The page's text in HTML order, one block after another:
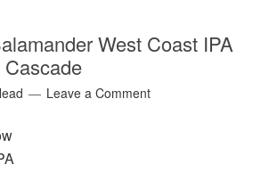
West Coast IPA
Leave a Comment